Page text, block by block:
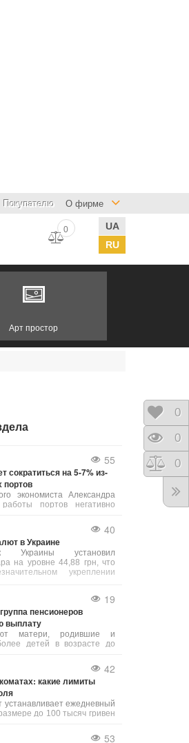
Покупателю О фирме
UA
RU
0
Арт простор
55
сократиться на 5-7% из-
портов
экономиста Александра
работы портов негативно
бюджетных поступлений и40
в Украине
Украины установил
на уровне 44,88 грн, что
укреплении
19
пенсионеров
выплату
матери, родившие и
детей в возрасте до
понимают как родных,42
какие лимиты
устанавливает ежедневный
до 100 тысяч гривен
так и получения денег53
0
0
0